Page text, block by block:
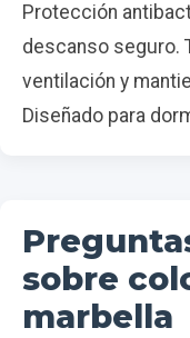
Protección
descanso seguro.
ventilación y
Diseñado para
sobre
marbella